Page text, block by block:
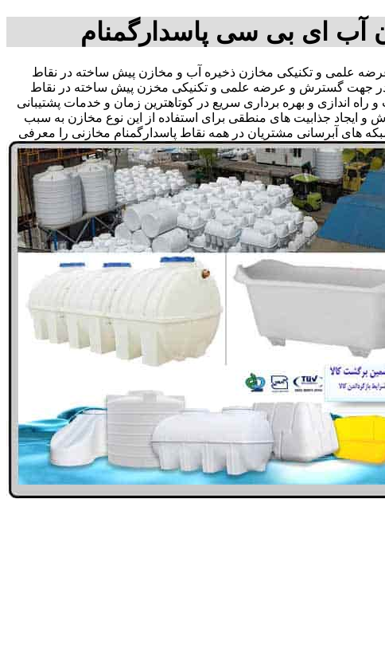
آب ای بی سی پاسدارگمنام
علمی و تکنیکی مخازن ذخیره آب و مخازن پیش ساخته در نقاط
را در جهت گسترش و عرضه علمی و تکنیکی مخزن پیش ساخته در نقاط
راه اندازی و بهره برداری سریع در کوتاهترین زمان و خدمات پشتیبانی
جذابیت های منطقی برای استفاده از این نوع مخازن به سبب
های آبرسانی مشتریان در همه نقاط پاسدارگمنام مخازنی را معرفی